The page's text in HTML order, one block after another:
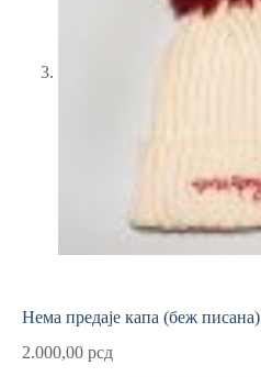
Нема предаје капа (беж писана)
2.000,00 рсд